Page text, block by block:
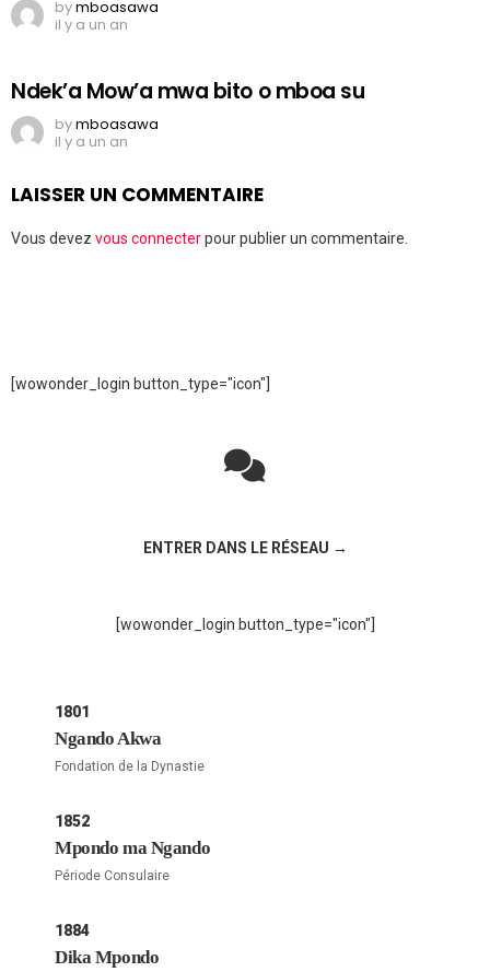
bymboasawa
il y a un an
Ndek’a Mow’a mwa bito o mboa su
bymboasawa
il y a un an
LAISSER UN COMMENTAIRE
Vous devez vous connecterpour publier un commentaire.
[wowonder_login button_type="icon"]
ENTRER DANS LE RÉSEAU →
[wowonder_login button_type="icon"]
1801
Ngando Akwa
Fondation de la Dynastie
1852
Mpondo ma Ngando
Période Consulaire
1884
Dika Mpondo